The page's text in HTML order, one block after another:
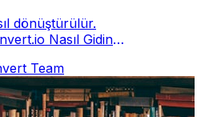
dönüştürülür.
Gidin
Team